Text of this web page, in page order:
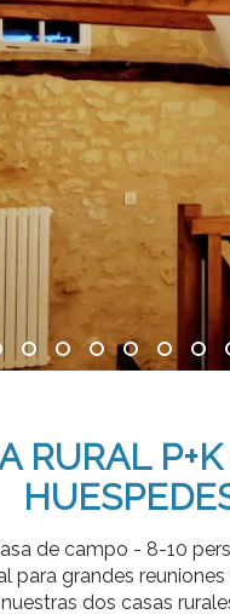
RURAL
de campo - 8-10
para grandes
dos casas